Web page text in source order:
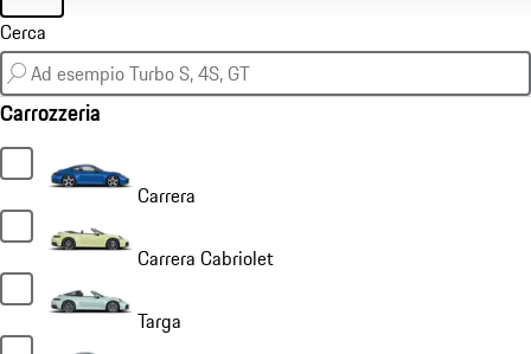
Carrozzeria
Carrera
Carrera Cabriolet
Targa